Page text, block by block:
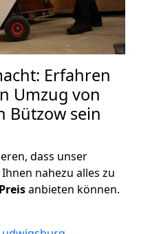
Erfahren
Umzug von
Bützow sein
dass unser
nahezu alles zu
Preisanbieten können.